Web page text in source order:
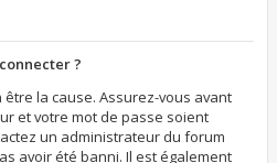
?
la cause. Assurez-vous avant
et votre mot de passe soient
un administrateur du forum
avoir été banni. Il est également